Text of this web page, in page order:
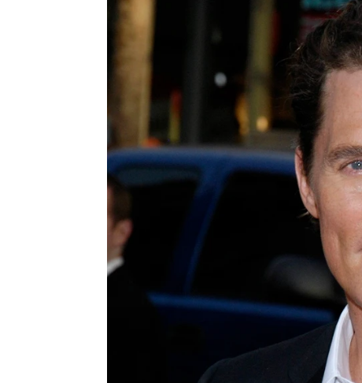
La mujer de Matthew
J. Carlos López Ruedas
26 de octubre de 2023, 11:50
Matthew McConaughey